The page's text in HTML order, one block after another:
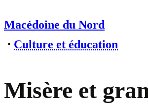
Macédoine du Nord
⋅ Culture et éducation
Misère et